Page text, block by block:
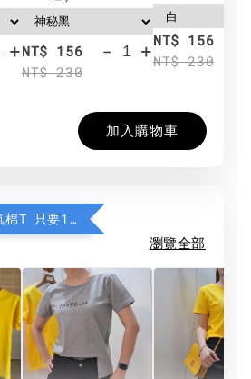
+NT$ 156
NT$ 230
- +NT$ 156
NT$ 230
加入購物車
加購 MIT防曬透氣棉T 只要190元
瀏覽全部